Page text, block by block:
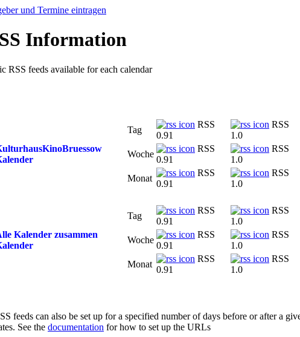
Information
RSS feeds available for each calendar
Tag
RSS
0.91
RSS
1.0
Woche
RSS
0.91
RSS
1.0
Monat
RSS
0.91
RSS
1.0
Kalender zusammen
Tag
RSS
0.91
RSS
1.0
Woche
RSS
0.91
RSS
1.0
Monat
RSS
0.91
RSS
1.0
feeds can also be set up for a specified number of days before or after a
See the documentation for how to set up the URLs